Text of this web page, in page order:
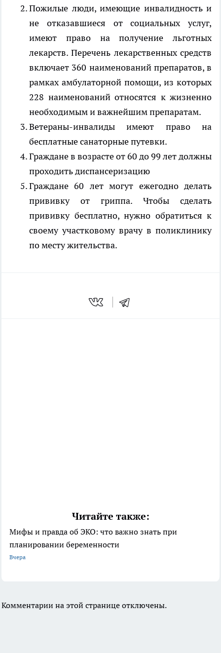
Пожилые люди, имеющие инвалидность и
не отказавшиеся от социальных услуг,
имеют право на получение льготных
лекарств. Перечень лекарственных средств
включает 360 наименований препаратов, в
рамках амбулаторной помощи, из которых
228 наименований относятся к жизненно
необходимым и важнейшим препаратам.
Ветераны-инвалиды имеют право на
бесплатные санаторные путевки.
Граждане в возрасте от 60 до 99 лет должны
проходить диспансеризацию
Граждане 60 лет могут ежегодно делать
прививку от гриппа. Чтобы сделать
прививку бесплатно, нужно обратиться к
своему участковому врачу в поликлинику
по месту жительства.
Читайте также:
Мифы и правда об ЭКО: что важно знать при
планировании беременности
Вчера
Комментарии на этой странице отключены.